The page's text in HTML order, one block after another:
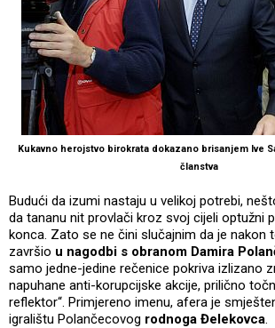
Kukavno herojstvo birokrata dokazano brisanjem Ive
članstva
Budući da izumi nastaju u velikoj potrebi,
da tananu nit provlači kroz svoj cijeli optužni
konca. Zato se ne čini slučajnim da je nakon
završio u nagodbi s obranom Damira
samo jedne-jedine rečenice pokriva izlizano
napuhane anti-korupcijske akcije, prilično
reflektor“. Primjereno imenu, afera je
igralištu Polančecovog rodnoga Đelekovca.